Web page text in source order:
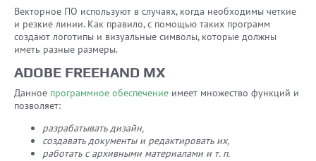
Векторное ПО используют в случаях, когда необходимы четкие
и резкие линии. Как правило, с помощью таких программ
создают логотипы и визуальные символы, которые должны
иметь разные размеры.
ADOBE FREEHAND MX
Данное программное обеспечение имеет множество функций и
позволяет:
разрабатывать дизайн,
создавать документы и редактировать их,
работать с архивными материалами и т. п.